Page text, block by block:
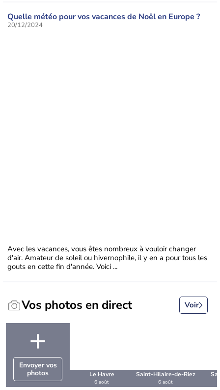
Quelle météo pour vos vacances de Noël en Europe ?
20/12/2024
Avec les vacances, vous êtes nombreux à vouloir changer
d'air. Amateur de soleil ou hivernophile, il y en a pour tous les
gouts en cette fin d'année. Voici ...
Vos photos en direct Voir
+
Envoyer vos
photos
Le Havre
6 août
Saint-Hilaire-de-Riez
6 août